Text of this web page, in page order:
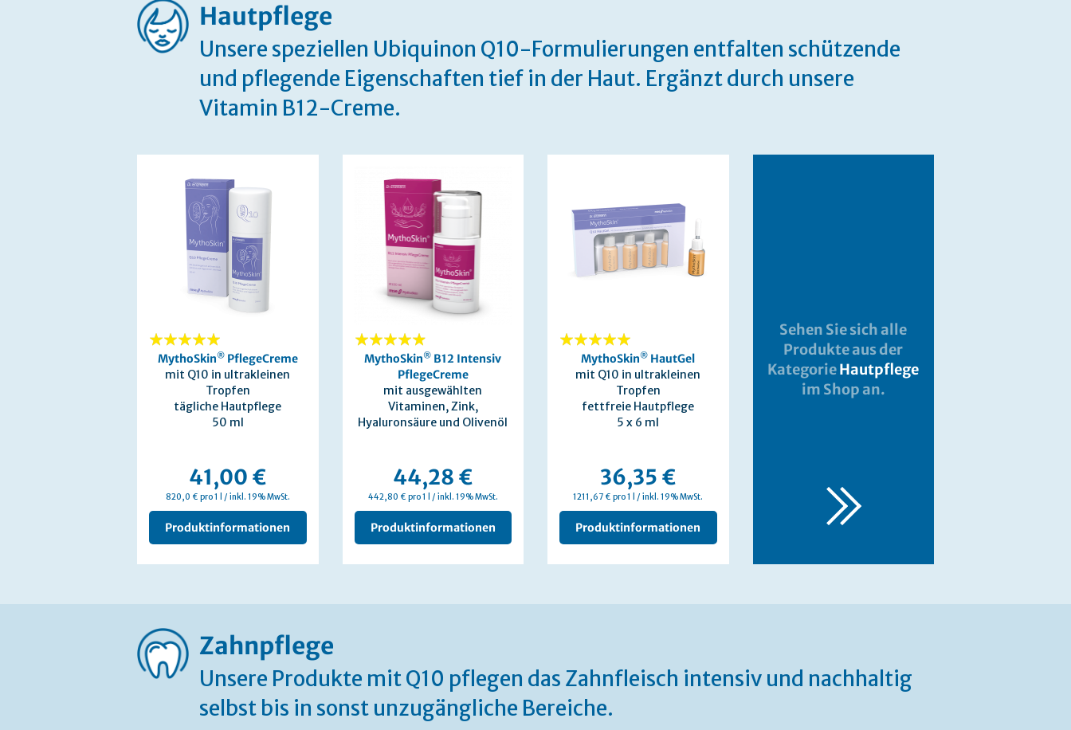
Hautpflege
Unsere speziellen Ubiquinon Q10-Formulierungen entfalten schützende
und pflegende Eigenschaften tief in der Haut. Ergänzt durch unsere
Vitamin B12-Creme.
100%
MythoSkin®PflegeCreme
mit Q10 in ultrakleinen
Tropfen
tägliche Hautpflege
50 ml
41,00 €
820,0 € pro 1 l / inkl. 19% MwSt.
Produktinformationen
93%MythoSkin® B12 Intensiv
PflegeCreme
mit ausgewählten
Vitaminen, Zink,
Hyaluronsäure und Olivenöl
44,28 €
442,80 € pro 1 l / inkl. 19% MwSt.
Produktinformationen
100%MythoSkin® HautGel
mit Q10 in ultrakleinen
Tropfen
fettfreie Hautpflege
5 x 6 ml
36,35 €
1211,67 € pro 1 l / inkl. 19% MwSt.
Produktinformationen
Sehen Sie sich alle
Produkte aus der
KategorieHautpflege
im Shop an.
Zahnpflege
Unsere Produkte mit Q10 pflegen das Zahnfleisch intensiv und nachhaltig
selbst bis in sonst unzugängliche Bereiche.